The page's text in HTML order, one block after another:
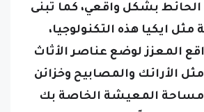
الحائط بشكل واقعي، كما تبنى
مثل ايكيا هذه التكنولوجيا،
المعزز لوضع عناصر الأثاث
الأرائك والمصابيح وخزائن
مساحة المعيشة الخاصة بك